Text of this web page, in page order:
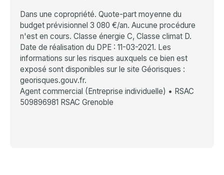
Dans une copropriété. Quote-part moyenne du
budget prévisionnel 3 080 €/an. Aucune procédure
n'est en cours. Classe énergie C, Classe climat D.
Date de réalisation du DPE : 11-03-2021. Les
informations sur les risques auxquels ce bien est
exposé sont disponibles sur le site Géorisques :
georisques.gouv.fr.
Agent commercial (Entreprise individuelle) • RSAC
509896981 RSAC Grenoble